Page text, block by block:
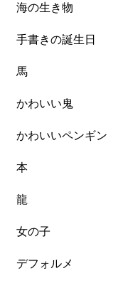
海の生き物
手書きの誕生日
馬
かわいい鬼
かわいいペンギン
本
龍
女の子
デフォルメ